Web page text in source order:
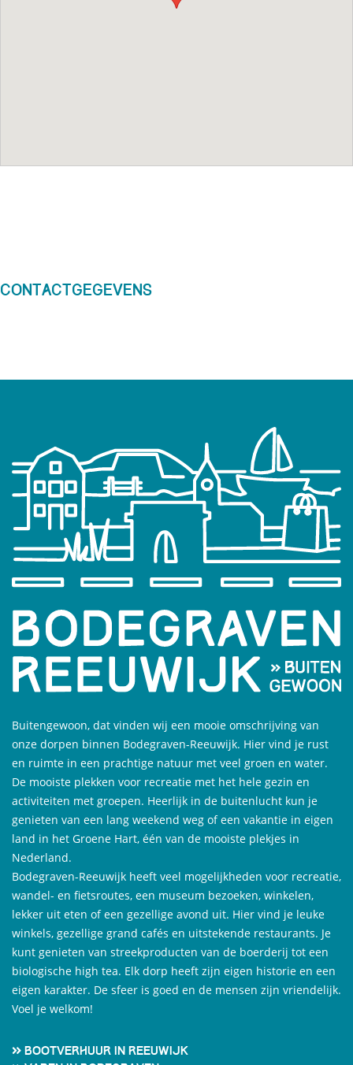
Contactgegevens
Buitengewoon, dat vinden wij een mooie omschrijving van
onze dorpen binnen Bodegraven-Reeuwijk. Hier vind je rust
en ruimte in een prachtige natuur met veel groen en water.
De mooiste plekken voor recreatie met het hele gezin en
activiteiten met groepen. Heerlijk in de buitenlucht kun je
genieten van een lang weekend weg of een vakantie in eigen
land in het Groene Hart, één van de mooiste plekjes in
Nederland.
Bodegraven-Reeuwijk heeft veel mogelijkheden voor recreatie,
wandel- en fietsroutes, een museum bezoeken, winkelen,
lekker uit eten of een gezellige avond uit. Hier vind je leuke
winkels, gezellige grand cafés en uitstekende restaurants. Je
kunt genieten van streekproducten van de boerderij tot een
biologische high tea. Elk dorp heeft zijn eigen historie en een
eigen karakter. De sfeer is goed en de mensen zijn vriendelijk.
Voel je welkom!
Bootverhuur in Reeuwijk